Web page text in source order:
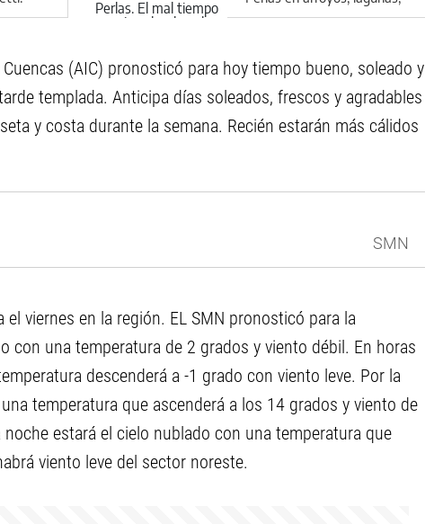
charcas y lodazales
(AIC) pronosticó para hoy tiempo bueno, soleado y
templada. Anticipa días soleados, frescos y agradables
y costa durante la semana. Recién estarán más cálidos
SMN
viernes en la región. EL SMN pronosticó para la
con una temperatura de 2 grados y viento débil. En horas
descenderá a -1 grado con viento leve. Por la
temperatura que ascenderá a los 14 grados y viento de
estará el cielo nublado con una temperatura que
viento leve del sector noreste.